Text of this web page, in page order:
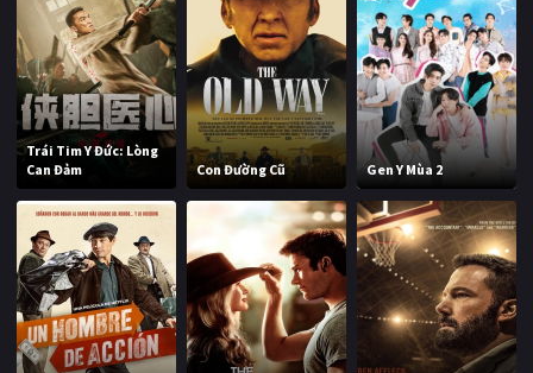
Trái Tim Y Đức: Lòng
Can Đảm
Con Đường Cũ Gen Y Mùa 2